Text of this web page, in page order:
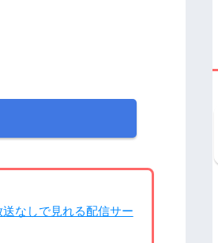
なしで見れる配信サー